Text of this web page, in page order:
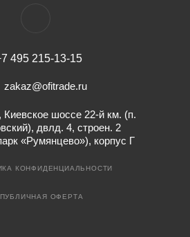
495 215-13-15
zakaz@ofitrade.ru
Киевское шоссе 22-й км. (п.
двлд. 4, строен. 2
«Румянцево»), корпус Г
КОНФИДЕНЦИАЛЬНОСТИ
ПУБЛИЧНАЯ ОФЕРТА